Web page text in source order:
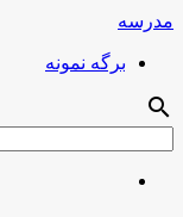
مدرسه
برگه نمونه
search